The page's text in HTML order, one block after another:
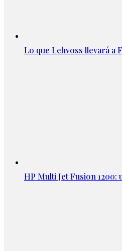
Lo que Lehvoss llevará a
HP Multi Jet Fusion 1200: